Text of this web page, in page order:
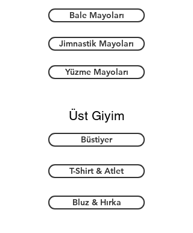
Bale Mayoları
Jimnastik Mayoları
Yüzme Mayoları
Üst Giyim
Büstiyer
T-Shirt & Atlet
Bluz & Hırka